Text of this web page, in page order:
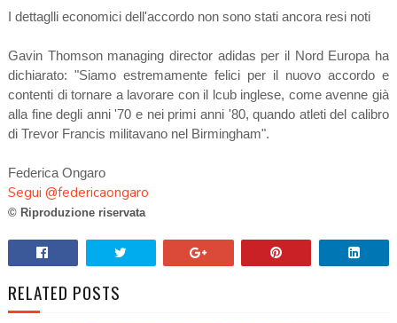
I dettaglli economici dell'accordo non sono stati ancora resi noti
Gavin Thomson managing director adidas per il Nord Europa ha
dichiarato: "Siamo estremamente felici per il nuovo accordo e
contenti di tornare a lavorare con il lcub inglese, come avenne già
alla fine degli anni '70 e nei primi anni '80, quando atleti del calibro
di Trevor Francis militavano nel Birmingham".
Federica Ongaro
Segui @federicaongaro
© Riproduzione riservata
RELATED POSTS